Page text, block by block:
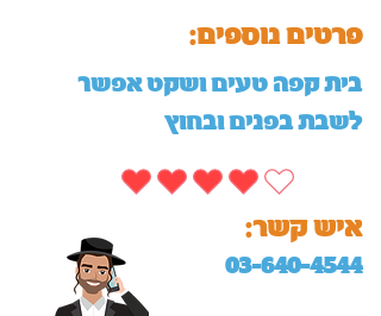
:פרטים נוספים
בית קפה טעים ושקט אפשר
לשבת בפנים ובחוץ
03-640-4544
:איש קשר